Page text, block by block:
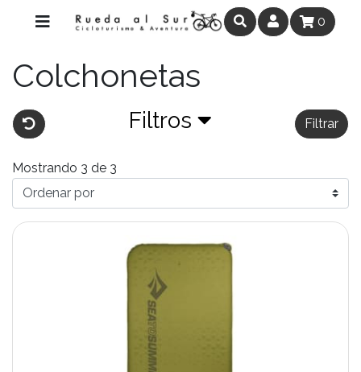
0
Colchonetas
Filtros Filtrar
Mostrando 3 de 3